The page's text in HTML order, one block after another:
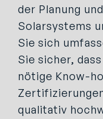
der Planung
Solarsystems
Sie sich
Sie sicher,
nötige Know-
qualitativ